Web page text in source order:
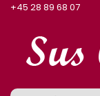
+45 28 89 68 07